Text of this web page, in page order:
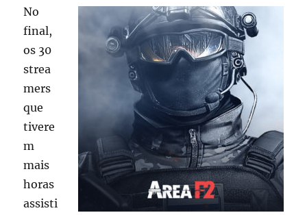
No
final,
os 30
strea
mers
que
tivere
m
mais
horas
assisti